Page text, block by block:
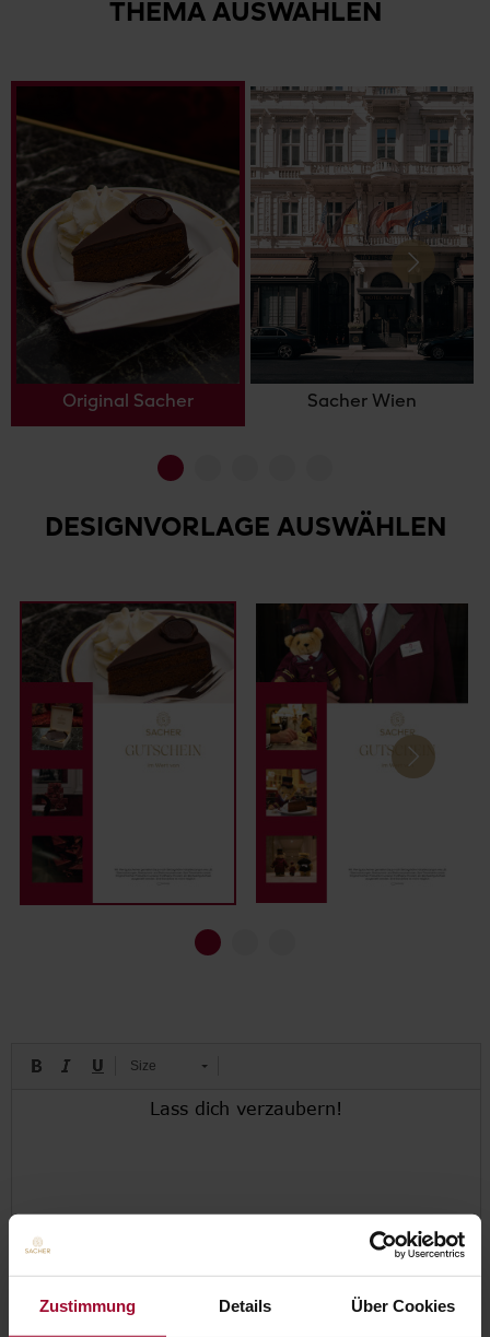
Zustimmung Details Über Cookies
THEMA AUSWÄHLEN
Original Sacher Sacher Wien
Next
Go to slide 1
DESIGNVORLAGE AUSWÄHLEN
Next
Go to slide 1
Size